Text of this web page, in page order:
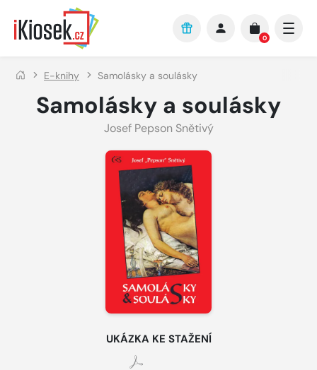
Přejít na hlavní obsah
0
E-knihy Samolásky a soulásky
Samolásky a soulásky
Josef Pepson Snětivý
UKÁZKA KE STAŽENÍ